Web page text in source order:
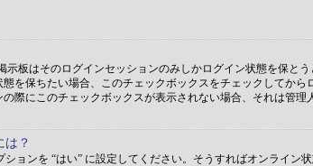
板はそのログインセッションのみしかログイン状態を保と
を保ちたい場合、このチェックボックスをチェックしてか
にこのチェックボックスが表示されない場合、それは管理
は？
ョンを “はい” に設定してください。そうすればオンライ